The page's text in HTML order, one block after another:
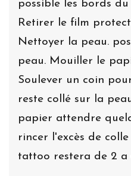
possible les bords du
Retirer le film
Nettoyer la peau.
peau. Mouiller le
Soulever un coin
reste collé sur la
papier attendre
rincer l'excès de
tattoo restera de 2 a